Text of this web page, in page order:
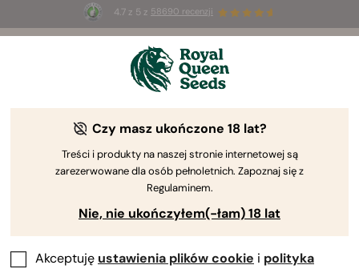
4.7 z 5 z 58690 recenzji
Summer Sales: do 50% zniżki
na wybrane produkty ⏤
The RQS Blog
Odmiany i produkty
Czy masz ukończone 18 lat?
Treści i produkty na naszej stronie internetowej są
zarezerwowane dla osób pełnoletnich. Zapoznaj się z
Regulaminem.
Nie, nie ukończyłem(-łam) 18 lat
Akceptuję ustawienia plików cookie i polityka